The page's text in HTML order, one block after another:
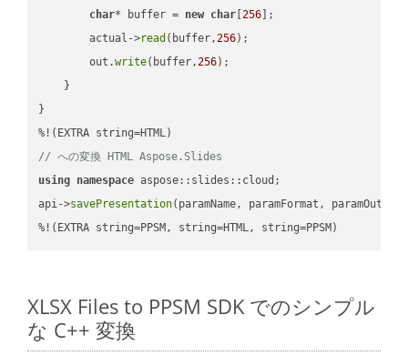
char* buffer = new char [256 ];
        actual->
read (buffer,256);
        out.
write(buffer,256);
    }
}
// への変換 HTML Aspose.Slides
using namespace aspose::slides::cloud;
api->savePresentation(paramName, paramFormat,
%!(EXTRA string=PPSM, string=HTML, string=PPSM)
XLSX Files to PPSM SDK でのシンプル
な C++ 変換